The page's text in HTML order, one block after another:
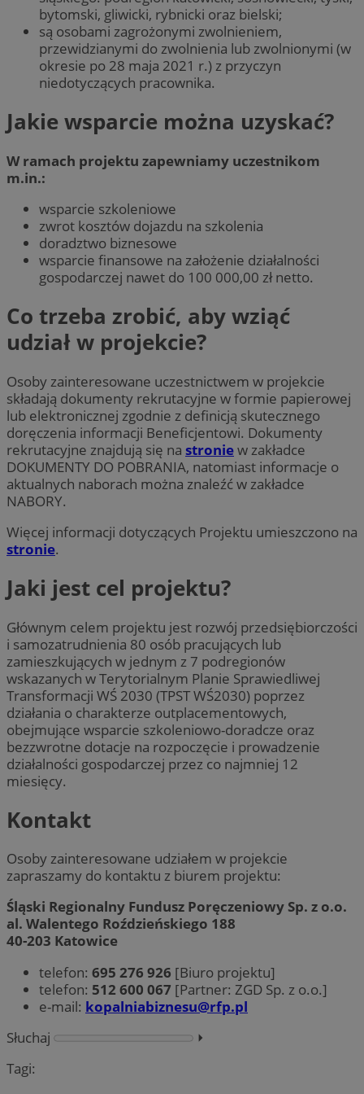
bytomski, gliwicki, rybnicki oraz bielski;
są osobami zagrożonymi zwolnieniem,
przewidzianymi do zwolnienia lub zwolnionymi (w
okresie po 28 maja 2021 r.) z przyczyn
niedotyczących pracownika.
Jakie wsparcie można uzyskać?
W ramach projektu zapewniamy uczestnikom
m.in.:
wsparcie szkoleniowe
zwrot kosztów dojazdu na szkolenia
doradztwo biznesowe
wsparcie finansowe na założenie działalności
gospodarczej nawet do 100 000,00 zł netto.
Co trzeba zrobić, aby wziąć
udział w projekcie?
Osoby zainteresowane uczestnictwem w projekcie
składają dokumenty rekrutacyjne w formie papierowej
lub elektronicznej zgodnie z definicją skutecznego
doręczenia informacji Beneficjentowi. Dokumenty
rekrutacyjne znajdują się na stroniew zakładce
DOKUMENTY DO POBRANIA, natomiast informacje o
aktualnych naborach można znaleźć w zakładce
NABORY.
Więcej informacji dotyczących Projektu umieszczono na
stronie.
Jaki jest cel projektu?
Głównym celem projektu jest rozwój przedsiębiorczości
i samozatrudnienia 80 osób pracujących lub
zamieszkujących w jednym z 7 podregionów
wskazanych w Terytorialnym Planie Sprawiedliwej
Transformacji WŚ 2030 (TPST WŚ2030) poprzez
działania o charakterze outplacementowych,
obejmujące wsparcie szkoleniowo-doradcze oraz
bezzwrotne dotacje na rozpoczęcie i prowadzenie
działalności gospodarczej przez co najmniej 12
miesięcy.
Kontakt
Osoby zainteresowane udziałem w projekcie
zapraszamy do kontaktu z biurem projektu:
Śląski Regionalny Fundusz Poręczeniowy Sp. z o.o.
al. Walentego Roździeńskiego 188
40-203 Katowice
telefon: 695 276 926 [Biuro projektu]
telefon: 512 600 067 [Partner: ZGD Sp. z o.o.]
e-mail: kopalniabiznesu@rfp.pl
Słuchaj
⏵︎
Tagi: